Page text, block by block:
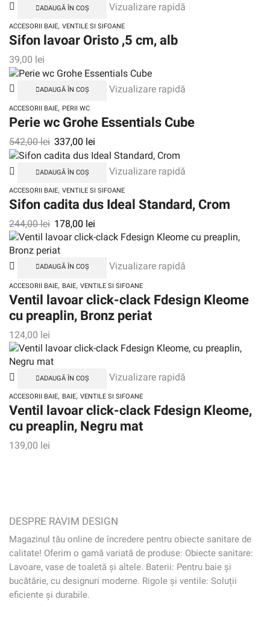
ADAUGĂ ÎN COȘ Vizualizare rapidă
ACCESORII BAIE, VENTILE SI SIFOANE
Sifon lavoar Oristo ,5 cm, alb
39,00 lei
ADAUGĂ ÎN COȘ Vizualizare rapidă
ACCESORII BAIE, PERII WC
Perie wc Grohe Essentials Cube
542,00lei 337,00 lei
ADAUGĂ ÎN COȘ Vizualizare rapidă
ACCESORII BAIE, VENTILE SI SIFOANE
Sifon cadita dus Ideal Standard, Crom
244,00lei 178,00 lei
ADAUGĂ ÎN COȘ Vizualizare rapidă
ACCESORII BAIE, BAIE, VENTILE SI SIFOANE
Ventil lavoar click-clack Fdesign Kleome
cu preaplin, Bronz periat
124,00 lei
ADAUGĂ ÎN COȘ Vizualizare rapidă
ACCESORII BAIE, BAIE, VENTILE SI SIFOANE
Ventil lavoar click-clack Fdesign Kleome,
cu preaplin, Negru mat
139,00 lei
DESPRE RAVIM DESIGN
Magazinul tău online de încredere pentru obiecte sanitare de
calitate! Oferim o gamă variată de produse: Obiecte sanitare:
Lavoare, vase de toaletă și altele. Baterii: Pentru baie și
bucătărie, cu designuri moderne. Rigole și ventile: Soluții
eficiente și durabile.